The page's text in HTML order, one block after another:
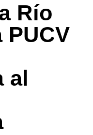
Río
PUCV
al